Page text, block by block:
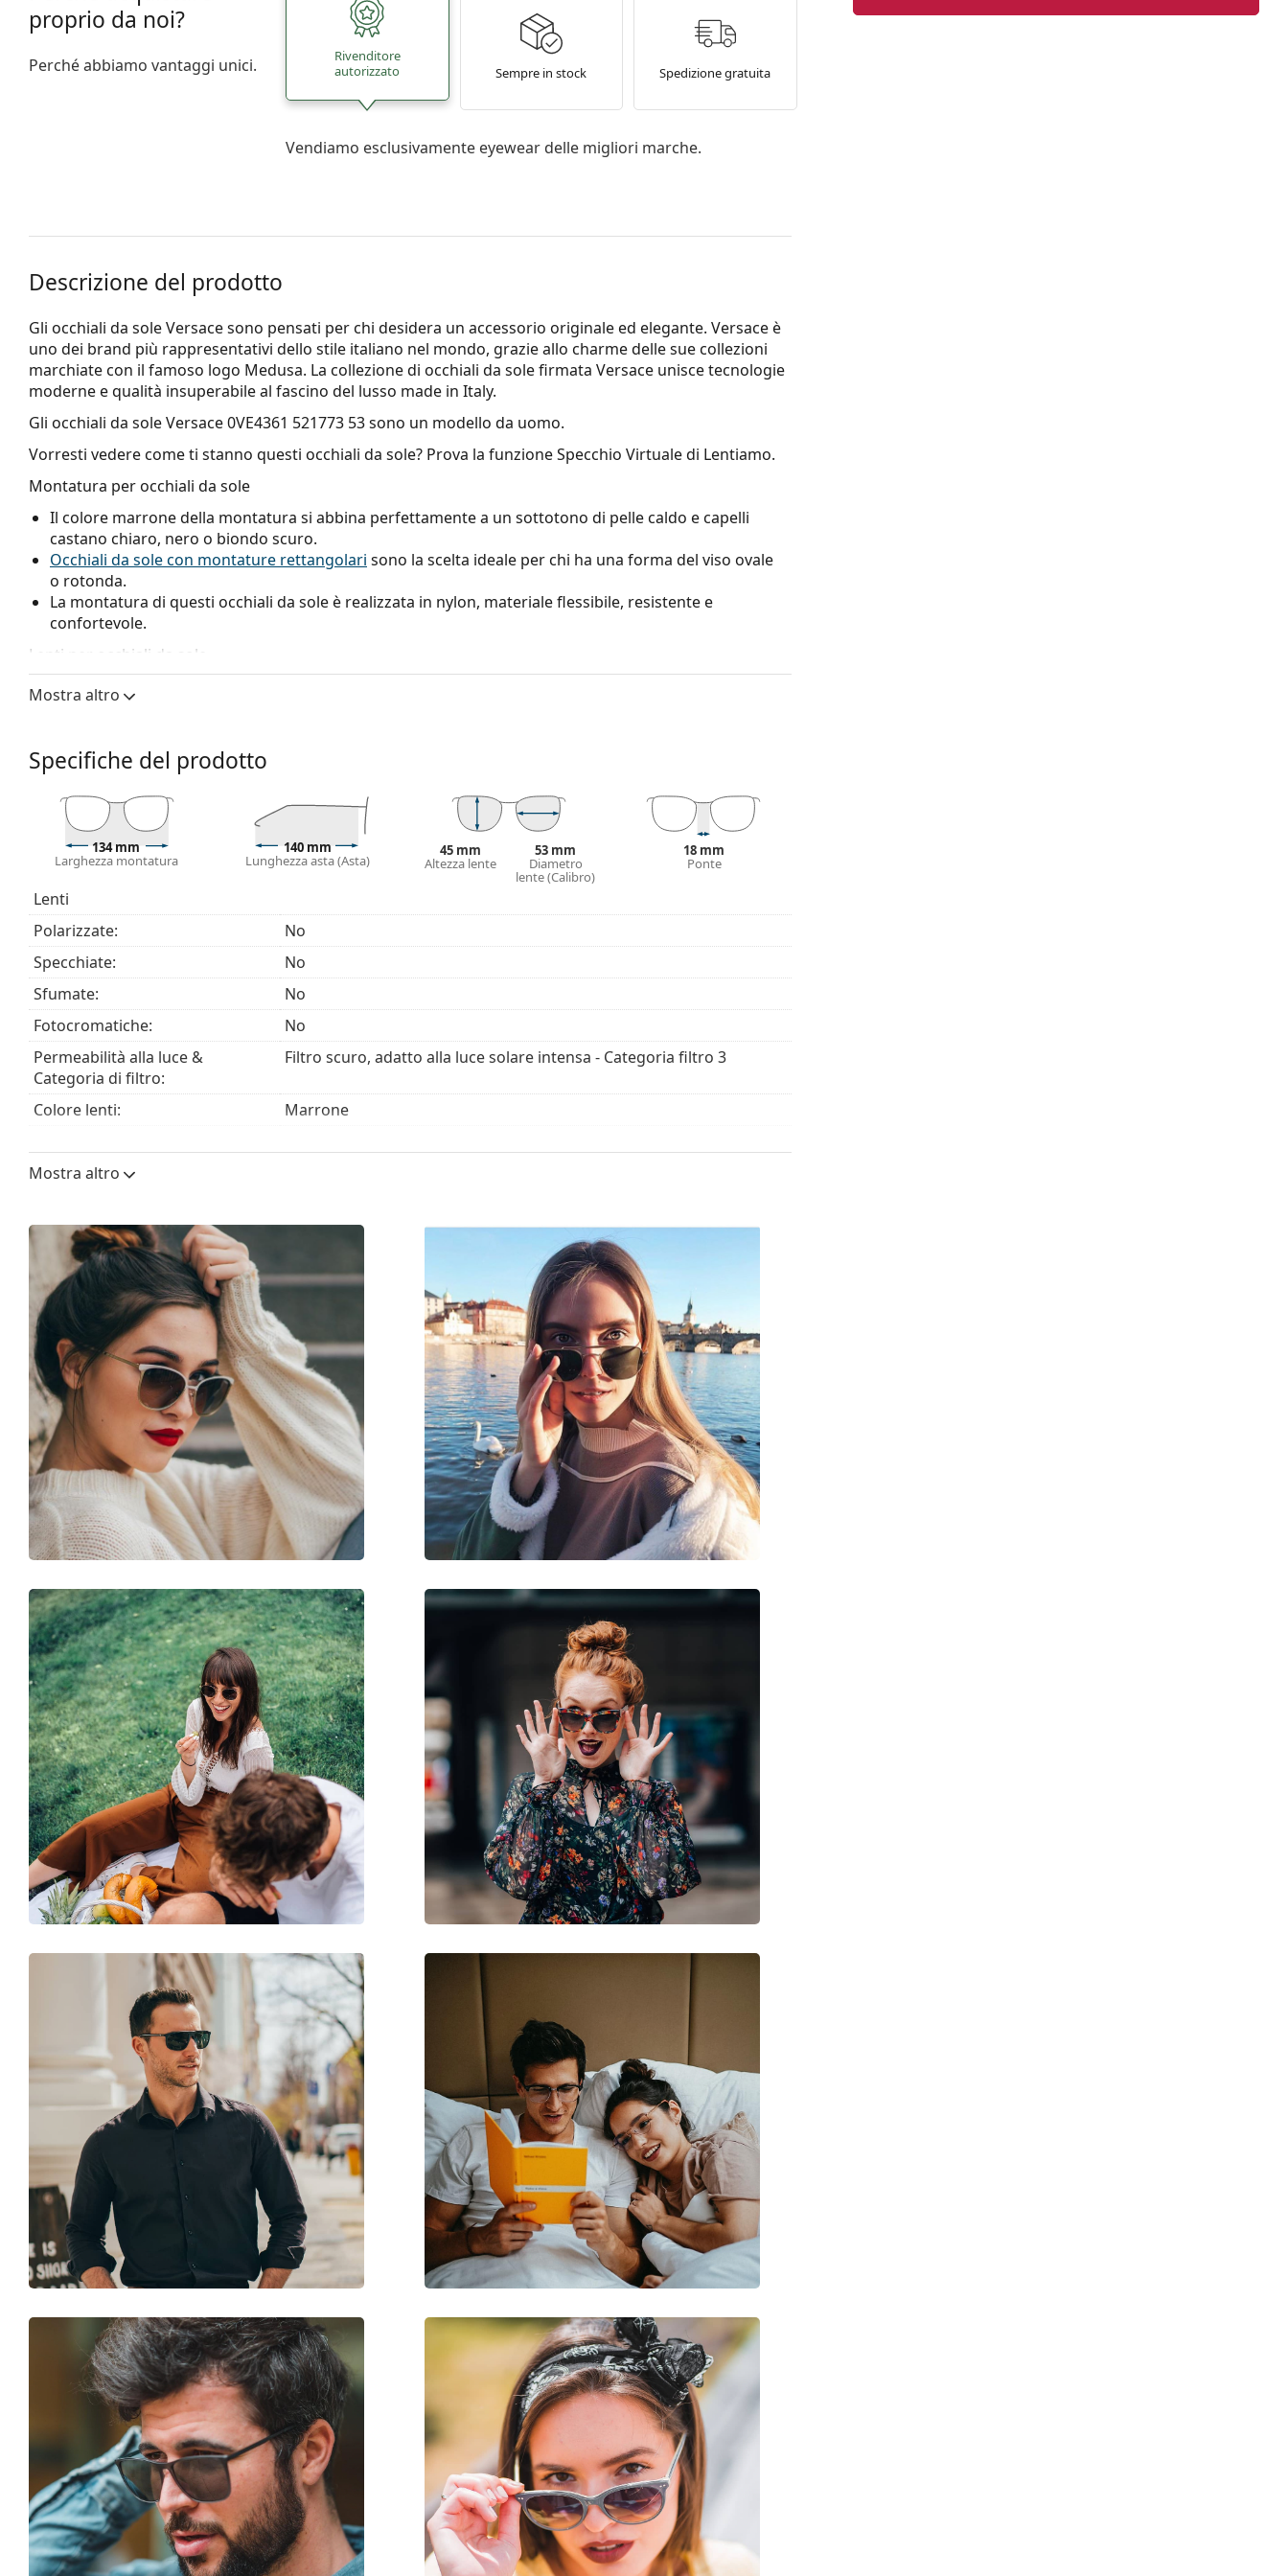
proprio da noi?
Perché abbiamo vantaggi unici.
Rivenditore
autorizzato
Sempre in stock Spedizione gratuita
Vendiamo esclusivamente eyewear delle migliori marche.
Descrizione del prodotto
Gli occhiali da sole Versace sono pensati per chi desidera un accessorio originale ed elegante. Versace è
uno dei brand più rappresentativi dello stile italiano nel mondo, grazie allo charme delle sue collezioni
marchiate con il famoso logo Medusa. La collezione di occhiali da sole firmata Versace unisce tecnologie
moderne e qualità insuperabile al fascino del lusso made in Italy.
Gli occhiali da soleVersace 0VE4361 521773 53sono un modello da uomo.
Vorresti vedere come ti stanno questi occhiali da sole? Prova la funzione Specchio Virtuale di Lentiamo.
Montatura per occhiali da sole
Il colore marrone della montatura si abbina perfettamente a un sottotono di pelle caldo e capelli
castano chiaro, nero o biondo scuro.
Occhiali da sole con montature rettangolari sono la scelta ideale per chi ha una forma del viso ovale
o rotonda.
La montatura di questi occhiali da sole è realizzata in nylon, materiale flessibile, resistente e
confortevole.
Lenti per occhiali da sole
Le lenti marroni bloccano leggermente la luce blu, filtrano i riflessi e garantiscono una visione più
nitida. Sono versatili e consigliate per le persone con miopia.
Hanno una protezione UV 400, che fornisce una protezione al 100% dalla luce solare. Le lenti degli
occhiali da sole sono dotate di un filtro solare di categoria 3 (trasmissione della luce 8–18%). Sono
adatti per un'intensa esposizione al sole in spiaggia o in città.
Accessori
Consegniamo gli occhiali da sole nella loro custodia originale. Il colore della custodia e il suo design
possono variare.
Il panno in dotazione è ideale per la pulizia e la cura degli occhiali da sole. Alcuni modelli possono
essere forniti con un sacchetto di tessuto anziché con un panno.
Esplora l'intera gamma diocchiali da solee scopri tantissimi modelli dei migliori marchi.
Mostra altro
Specifiche del prodotto
134 mm
Larghezza montatura
140 mm
Lunghezza asta (Asta)
45 mm
Altezza lente
53 mm
Diametro
lente (Calibro)
18 mm
Ponte
Lenti
Polarizzate:
No
Specchiate:
No
Sfumate:
No
Fotocromatiche:
No
Permeabilità alla luce &
Categoria di filtro:
Filtro scuro, adatto alla luce solare intensa - Categoria filtro 3
Colore lenti:
Marrone
Diametro lente (Calibro):
Filtro UV 400:
Montatura
Forma montatura:
Colore montatura:
Marrone
Colore secondario della
montatura:
Arancione
Materiale montatura:
Nylon
Taglia:
M
Larghezza montatura:
134 mm
Lunghezza asta (Asta):
140 mm
Ponte:
18 mm
Naselli regolabili:
No
Cerniere a molla:
No
Accessori
Custodia:
Sì
Panno per pulizia:
Sì
Altro
Sesso:
Uomo
Categorie:
Occhiali da sole
Marca:
Versace
Utilizzo:
Moda
Codice:
0VE4361 521773 53
Mostra altro